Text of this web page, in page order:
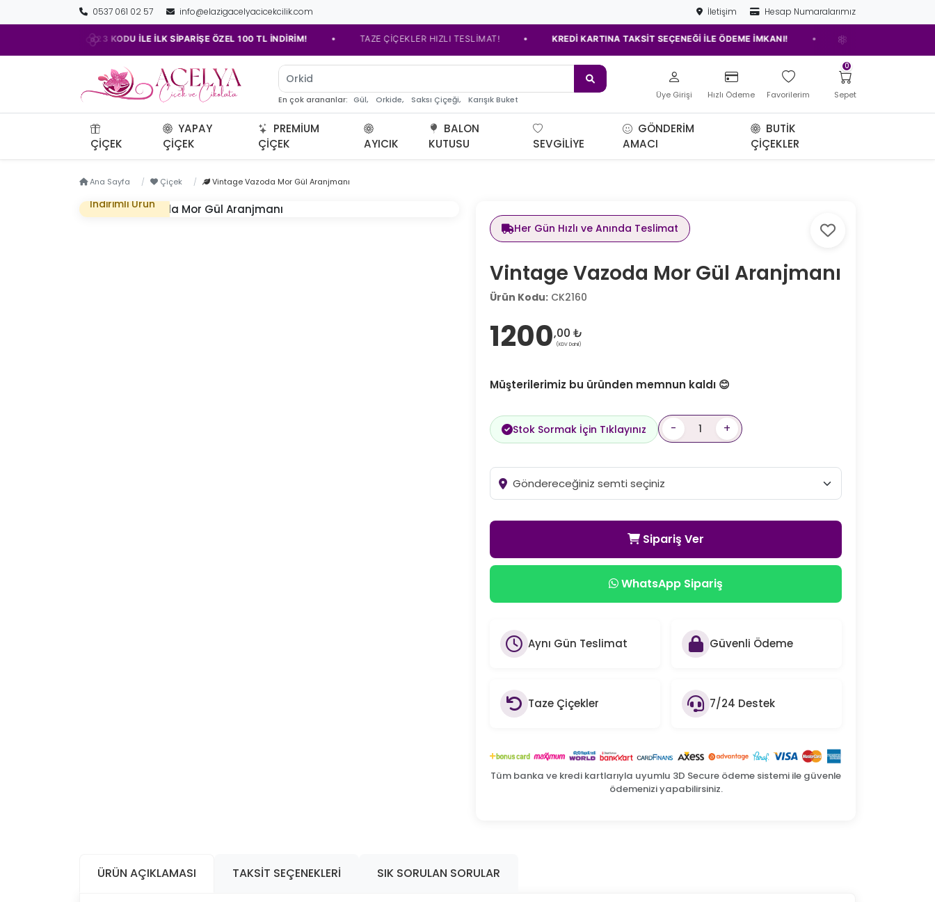
0537 061 02 57 info@elazigacelyacicekcilik.com İletişim Hesap Numaralarımız
ACELYA23 KODU İLE İLK SİPARİŞE ÖZEL 100 TL İNDİRİM! • TAZE ÇİÇEKLER HIZLI TESLİMAT! • KREDİ KARTINA TAKSİT SEÇENEĞİ İLE ÖDEME İMKANI! • ELAZIĞ'IN EN İYİ ÇİÇEKÇİSİ!
Orkide çiç
En çok arananlar: Gül, Orkide, Saksı Çiçeği, Karışık Buket Üye Girişi Hızlı Ödeme Favorilerim Sepet
0
ÇIÇEK
YAPAY
ÇIÇEK
PREMIUM
ÇIÇEK
AYICIK
BALON
KUTUSU
SEVGILIYE
GÖNDERIM
AMACI
BUTIK
ÇIÇEKLER
Ana Sayfa Çiçek Vintage Vazoda Mor Gül Aranjmanı
İndirimli Ürün
Her Gün Hızlı ve Anında Teslimat
Vintage Vazoda Mor Gül Aranjmanı
Ürün Kodu: CK2160
1200,00 ₺
(KDV Dahil)
Müşterilerimiz bu üründen memnun kaldı 😊
Stok Sormak İçin Tıklayınız - +
Sipariş Ver
WhatsApp Sipariş
Aynı Gün Teslimat Güvenli Ödeme
Taze Çiçekler 7/24 Destek
Tüm banka ve kredi kartlarıyla uyumlu 3D Secure ödeme sistemi ile güvenle
ödemenizi yapabilirsiniz.
ÜRÜN AÇIKLAMASI TAKSIT SEÇENEKLERI SIK SORULAN SORULAR